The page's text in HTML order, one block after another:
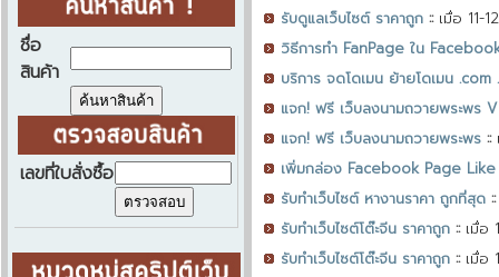
ชื่อ
สินค้า
เลขที่ใบสั่งซื้อ
รับดูแลเว็บไซต์ ราคาถูก:: เมื่อ 11-
วิธีการทำ FanPage ใน
บริการ จดโดเมน ย้ายโดเมน
แจก! ฟรี เว็บลงนามถวายพระพร
แจก! ฟรี เว็บลงนามถวายพระพร::
เพิ่มกล่อง Facebook Page
รับทำเว็บไซต์ หางานราคา ถูกที่สุด
รับทำเว็บไซต์โต๊ะจีน ราคาถูก:: เมื่อ
รับทำเว็บไซต์โต๊ะจีน ราคาถูก:: เมื่อ